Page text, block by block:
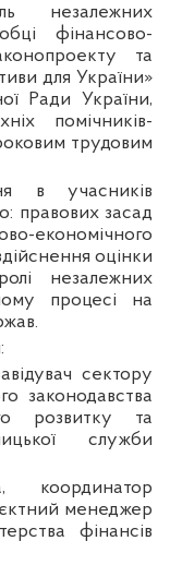
незалежних
фінансово-
та
для України»
Ради України,
помічників-
трудовим
в учасників
правових засад
оцінки
незалежних
процесі на
сектору
законодавства
розвитку та
служби
координатор
менеджер
фінансів